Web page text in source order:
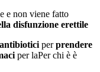
e non viene fatto
disfunzione erettile
antibiotici perprendere
per laPer chi è è